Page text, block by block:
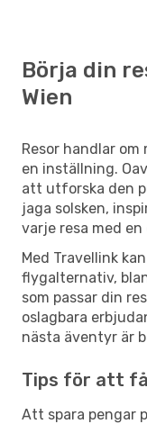
Börja din
Wien
Resor handlar
en inställning.
att utforska den
jaga solsken,
varje resa med
Med Travellink
flygalternativ,
som passar din
oslagbara
nästa äventyr är
Tips för att
Att spara pengar